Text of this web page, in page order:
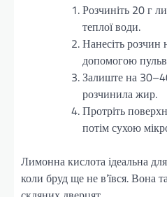
Розчиніть 20 г
теплої води.
Нанесіть розчин
допомогою
Залиште на
розчинила жир.
Протріть
потім сухою
Лимонна кислота ідеальна
коли бруд ще не в’ївся. Вона